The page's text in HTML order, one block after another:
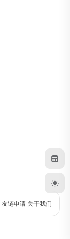
友链申请 关于我们